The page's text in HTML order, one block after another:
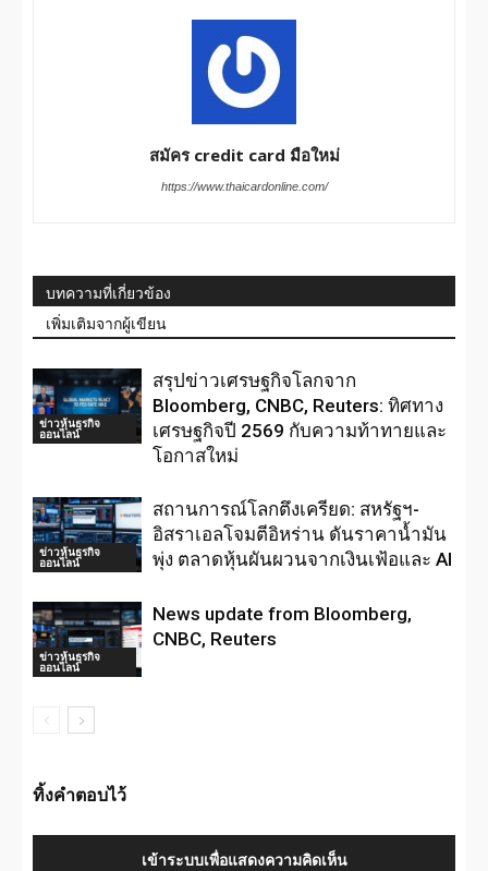
สมัคร credit card มือใหม่
https://www.thaicardonline.com/
บทความที่เกี่ยวข้อง
เพิ่มเติมจากผู้เขียน
ข่าวหุ้นธุรกิจ
ออนไลน์
สรุปข่าวเศรษฐกิจโลกจาก
Bloomberg, CNBC, Reuters: ทิศทาง
เศรษฐกิจปี 2569 กับความท้าทายและ
โอกาสใหม่
ข่าวหุ้นธุรกิจ
ออนไลน์
สถานการณ์โลกตึงเครียด: สหรัฐฯ-
อิสราเอลโจมตีอิหร่าน ดันราคาน้ำมัน
พุ่ง ตลาดหุ้นผันผวนจากเงินเฟ้อและ AI
ข่าวหุ้นธุรกิจ
ออนไลน์
News update from Bloomberg,
CNBC, Reuters
ทิ้งคำตอบไว้
เข้าระบบเพื่อแสดงความคิดเห็น